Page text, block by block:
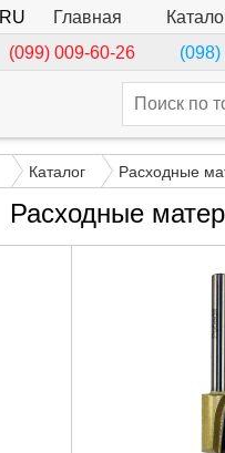
RU Главная
(099) 009-60-26
(098)
Каталог Расходные
Расходные